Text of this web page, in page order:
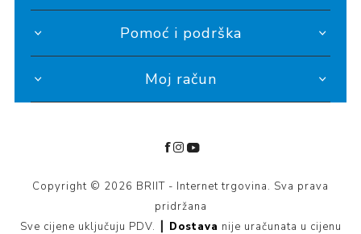
Pomoć i podrška
Moj račun
Copyright © 2026 BRIIT - Internet trgovina. Sva prava
pridržana
Sve cijene uključuju PDV. ┃ Dostava nije uračunata u cijenu